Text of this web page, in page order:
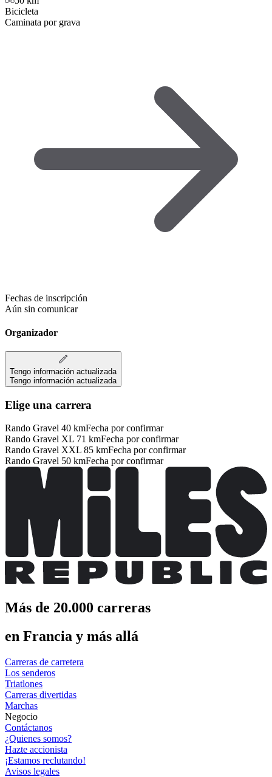
Bicicleta
Caminata por grava
Fechas de inscripción
Aún sin comunicar
Organizador
Tengo información actualizada
Tengo información actualizada
Elige una carrera
Rando Gravel 40 kmFecha por confirmar
Rando Gravel XL 71 kmFecha por confirmar
Rando Gravel XXL 85 kmFecha por confirmar
Rando Gravel 50 kmFecha por confirmar
Más de 20.000 carreras
en Francia y más allá
Carreras de carretera
Los senderos
Triatlones
Carreras divertidas
Marchas
Negocio
Contáctanos
¿Quienes somos?
Hazte accionista
¡Estamos reclutando!
Avisos legales